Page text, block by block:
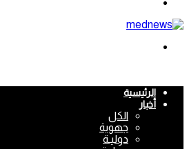
الرئيسية
أخبار
الكل
جهوية
دوليـة